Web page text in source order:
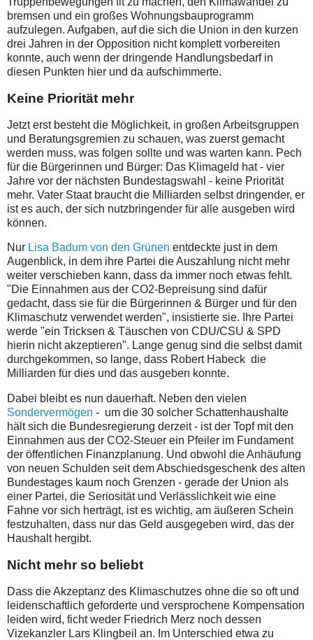
bremsen und ein großes Wohnungsbauprogramm
aufzulegen. Aufgaben, auf die sich die Union in den kurzen
drei Jahren in der Opposition nicht komplett vorbereiten
konnte, auch wenn der dringende Handlungsbedarf in
diesen Punkten hier und da aufschimmerte.
Keine Priorität mehr
Jetzt erst besteht die Möglichkeit, in großen Arbeitsgruppen
und Beratungsgremien zu schauen, was zuerst gemacht
werden muss, was folgen sollte und was warten kann. Pech
für die Bürgerinnen und Bürger: Das Klimageld hat - vier
Jahre vor der nächsten Bundestagswahl - keine Priorität
mehr. Vater Staat braucht die Milliarden selbst dringender, er
ist es auch, der sich nutzbringender für alle ausgeben wird
können.
Nur Lisa Badum von den Grünen entdeckte just in dem
Augenblick, in dem ihre Partei die Auszahlung nicht mehr
weiter verschieben kann, dass da immer noch etwas fehlt.
"Die Einnahmen aus der CO2-Bepreisung sind dafür
gedacht, dass sie für die Bürgerinnen & Bürger und für den
Klimaschutz verwendet werden", insistierte sie. Ihre Partei
werde "ein Tricksen & Täuschen von CDU/CSU & SPD
hierin nicht akzeptieren". Lange genug sind die selbst damit
durchgekommen, so lange, dass Robert Habeck die
Milliarden für dies und das ausgeben konnte.
Dabei bleibt es nun dauerhaft. Neben den vielen
Sondervermögen - um die 30 solcher Schattenhaushalte
hält sich die Bundesregierung derzeit - ist der Topf mit den
Einnahmen aus der CO2-Steuer ein Pfeiler im Fundament
der öffentlichen Finanzplanung. Und obwohl die Anhäufung
von neuen Schulden seit dem Abschiedsgeschenk des alten
Bundestages kaum noch Grenzen - gerade der Union als
einer Partei, die Seriosität und Verlässlichkeit wie eine
Fahne vor sich herträgt, ist es wichtig, am äußeren Schein
festzuhalten, dass nur das Geld ausgegeben wird, das der
Haushalt hergibt.
Nicht mehr so beliebt
Dass die Akzeptanz des Klimaschutzes ohne die so oft und
leidenschaftlich geforderte und versprochene Kompensation
leiden wird, ficht weder Friedrich Merz noch dessen
Vizekanzler Lars Klingbeil an. Im Unterschied etwa zu